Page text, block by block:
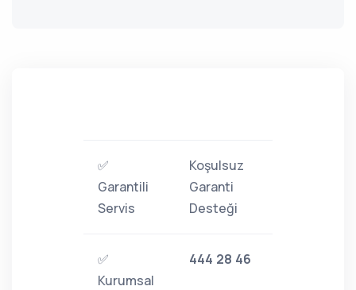
✅
Garantili
Servis
Koşulsuz
Garanti
Desteği
✅
Kurumsal
444 28 46